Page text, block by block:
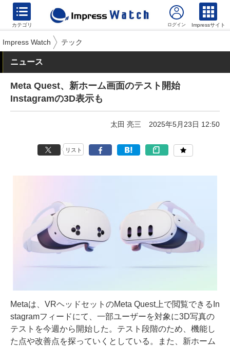
カテゴリ Impressサイト
Impress Watch テック
ニュース
Meta Quest、新ホーム画面のテスト開始
Instagramの3D表示も
太田 亮三 2025年5月23日 12:50
リスト
Metaは、VRヘッドセットのMeta Quest上で閲覧できるIn
stagramフィードにて、一部ユーザーを対象に3D写真の
テストを今週から開始した。テスト段階のため、機能し
た点や改善点を探っていくとしている。また、新ホーム